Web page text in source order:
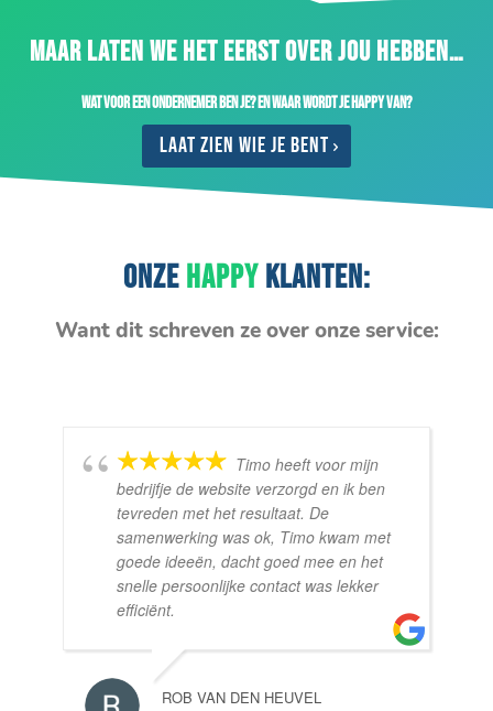
MAAR LATEN WE HET EERST OVER JOU HEBBEN…
Wat voor een ondernemer ben je? En waar wordt je happy van?
Laat zien wie je bent
ONZEHAPPYKLANTEN:
Want dit schreven ze over onze service:
Timo heeft voor mijn
bedrijfje de website verzorgd en ik ben
tevreden met het resultaat. De
samenwerking was ok, Timo kwam met
goede ideeën, dacht goed mee en het
snelle persoonlijke contact was lekker
efficiënt.
ROB VAN DEN HEUVEL